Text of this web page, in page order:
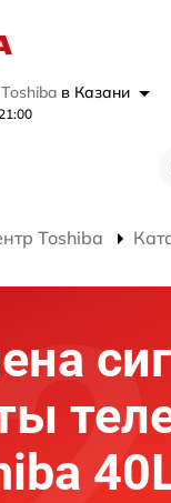
в Казани
Toshiba